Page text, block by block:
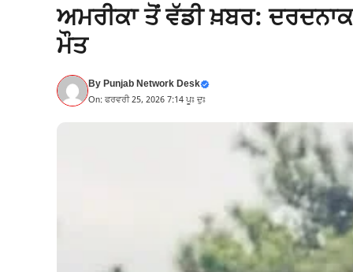
ਅਮਰੀਕਾ ਤੋਂ ਵੱਡੀ ਖ਼ਬਰ:
ਮੌਤ
ByPunjab Network Desk
On: ਫਰਵਰੀ 25, 2026 7:14 ਪੂਃ ਦੁਃ